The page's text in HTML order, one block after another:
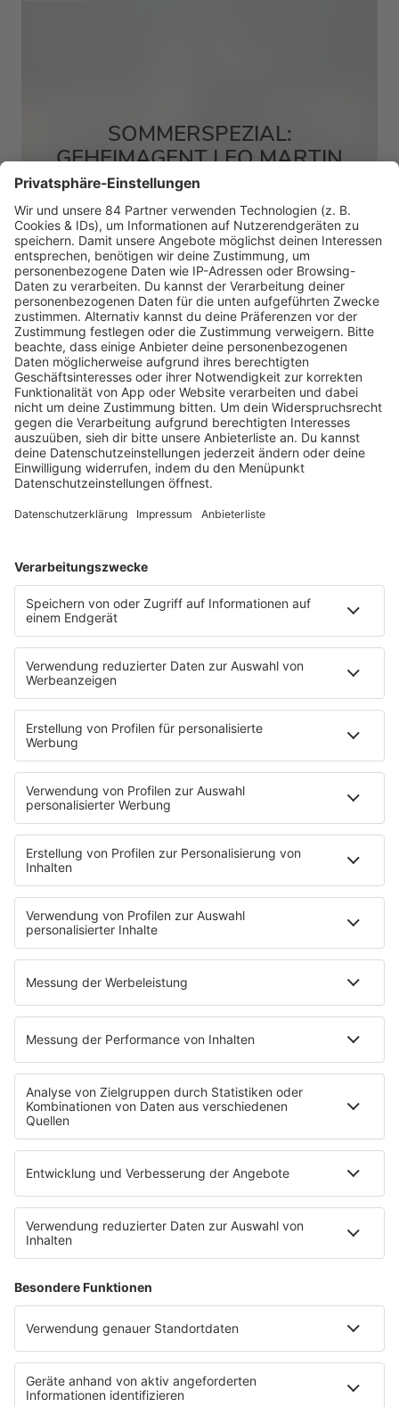
SOMMERSPEZIAL:
GEHEIMAGENT LEO MARTIN
MEHR LESEN
HOME
RADIOS
barba radio
Lagerfeuer
Füße hoch
Schmusekatze
Song Contest
Mädelsabend
Ich hasse Sport
Sonntag Morgen
Strandbar
Putzfimmel
Deutschpop
Deutsche Liebeslieder
PODCASTS
Mit den Waffeln einer Frau
Frühstück bei Barbara
Brave & One
NotAufnahme
"Bewerbung und Karriere"
Aber bitte mit Schlager
Erdbeerkäse
Fitness mit M.A.R.K
Glück in Worten
Todesursache
Niemand muss ein Promi sein
PROGRAMM
Mit den Waffeln einer Frau
SERVICE
Empfang
barba radio App
Impressum
Datenschutz Facebook & Instagram
Datenschutzeinstellungen
Clubbedingungen
Werbung schalten
Waffel-Werbepartner
80s80s.de
90s90s.de
Schlagerplanetradio.com
1deutsch.de